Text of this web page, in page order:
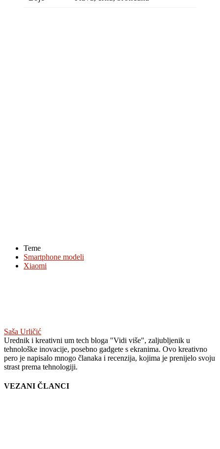
Teme
Smartphone modeli
Xiaomi
Saša Urličić
Urednik i kreativni um tech bloga "Vidi više", zaljubljenik u
tehnološke inovacije, posebno gadgete s ekranima. Ovo kreativno
pero je napisalo mnogo članaka i recenzija, kojima je prenijelo svoju
strast prema tehnologiji.
VEZANI ČLANCI